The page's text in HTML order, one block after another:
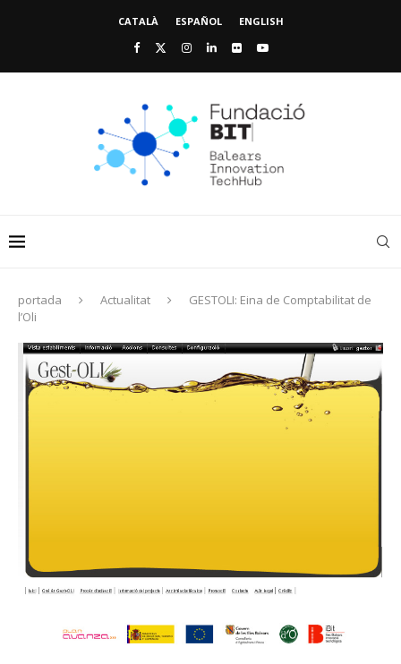
CATALÀ ESPAÑOL ENGLISH
portada Actualitat
GESTOLI: Eina de Comptabilitat de
l’Oli